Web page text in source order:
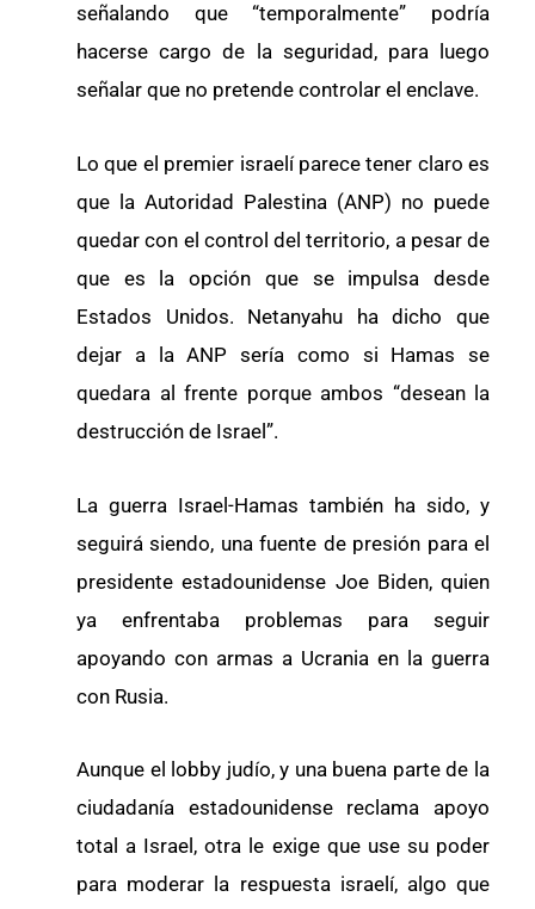
señalando que “temporalmente” podría
hacerse cargo de la seguridad, para luego
señalar que no pretende controlar el enclave.
Lo que el premier israelí parece tener claro es
que la Autoridad Palestina (ANP) no puede
quedar con el control del territorio, a pesar de
que es la opción que se impulsa desde
Estados Unidos. Netanyahu ha dicho que
dejar a la ANP sería como si Hamas se
quedara al frente porque ambos “desean la
destrucción de Israel”.
La guerra Israel-Hamas también ha sido, y
seguirá siendo, una fuente de presión para el
presidente estadounidense Joe Biden, quien
ya enfrentaba problemas para seguir
apoyando con armas a Ucrania en la guerra
con Rusia.
Aunque el lobby judío, y una buena parte de la
ciudadanía estadounidense reclama apoyo
total a Israel, otra le exige que use su poder
para moderar la respuesta israelí, algo que